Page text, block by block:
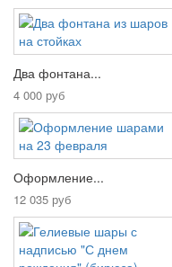
Два фонтана...
4 000 руб
Оформление...
12 035 руб